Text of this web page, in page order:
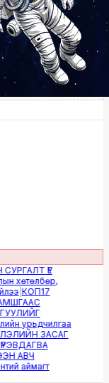
ҮЕ
хөтөлбөр,
|КОП17
урьдчилгаа
ЗАСАГ
АВЧ
аймагт